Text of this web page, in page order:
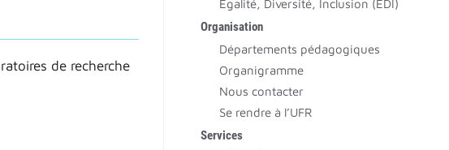
de recherche
Égalité, Diversité, Inclusion (EDI)
Organisation
Départements pédagogiques
Organigramme
Nous contacter
Se rendre à l’UFR
Services